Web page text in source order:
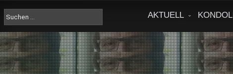
content
Suche
nach:
AKTUELL